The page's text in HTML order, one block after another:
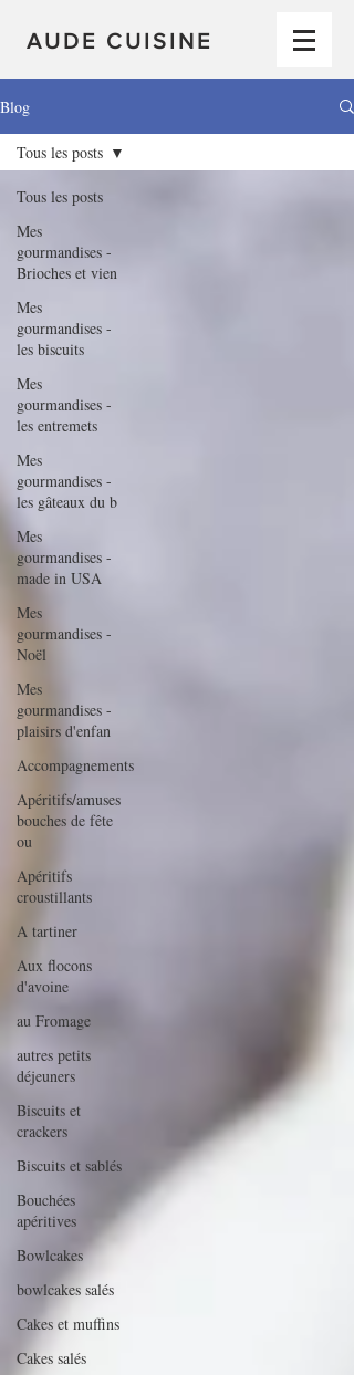
AUDE CUISINE
Blog
Tous les posts
Mes
gourmandises -
Brioches et vien
Mes
gourmandises -
les biscuits
Mes
gourmandises -
les entremets
Mes
gourmandises -
les gâteaux du b
Mes
gourmandises -
made in USA
Mes
gourmandises -
Noël
Mes
gourmandises -
plaisirs d'enfan
Accompagnements
Apéritifs/amuses
bouches de fête
ou
Apéritifs
croustillants
A tartiner
Aux flocons
d'avoine
au Fromage
autres petits
déjeuners
Biscuits et
crackers
Biscuits et sablés
Bouchées
apéritives
Bowlcakes
bowlcakes salés
Cakes et muffins
Cakes salés
Tous les posts